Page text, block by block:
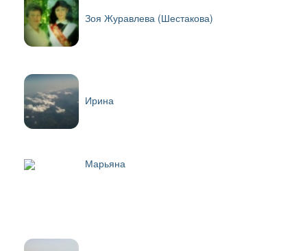
Зоя Журавлева (Шестакова)
Ирина
Марьяна